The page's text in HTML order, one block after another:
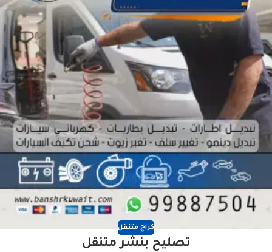
كراج متنقل
تصليح بنشر متنقل